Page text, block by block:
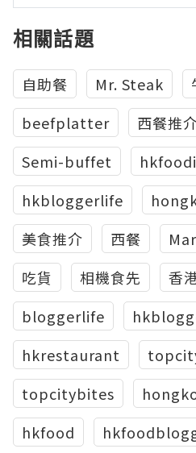
相關話題
自助餐 Mr. Steak
beefplatter
西餐推
Semi-buffet
hkbloggerlife
美食推介
西餐
吃貨
相機食先 香
bloggerlife
hkrestaurant
topcitybites
hkfood